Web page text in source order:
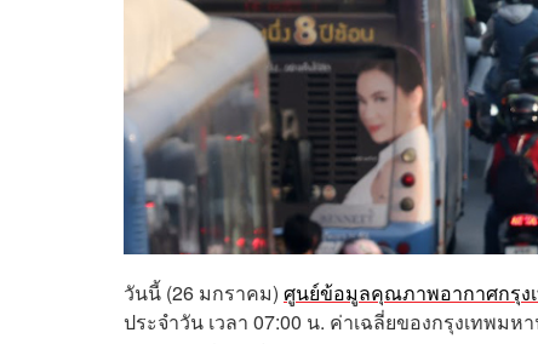
วันนี้ (26 มกราคม) ศูนย์ข้อมูลคุณภาพอากาศกรุง
ประจำวัน เวลา 07:00 น. ค่าเฉลี่ยของกรุงเทพม